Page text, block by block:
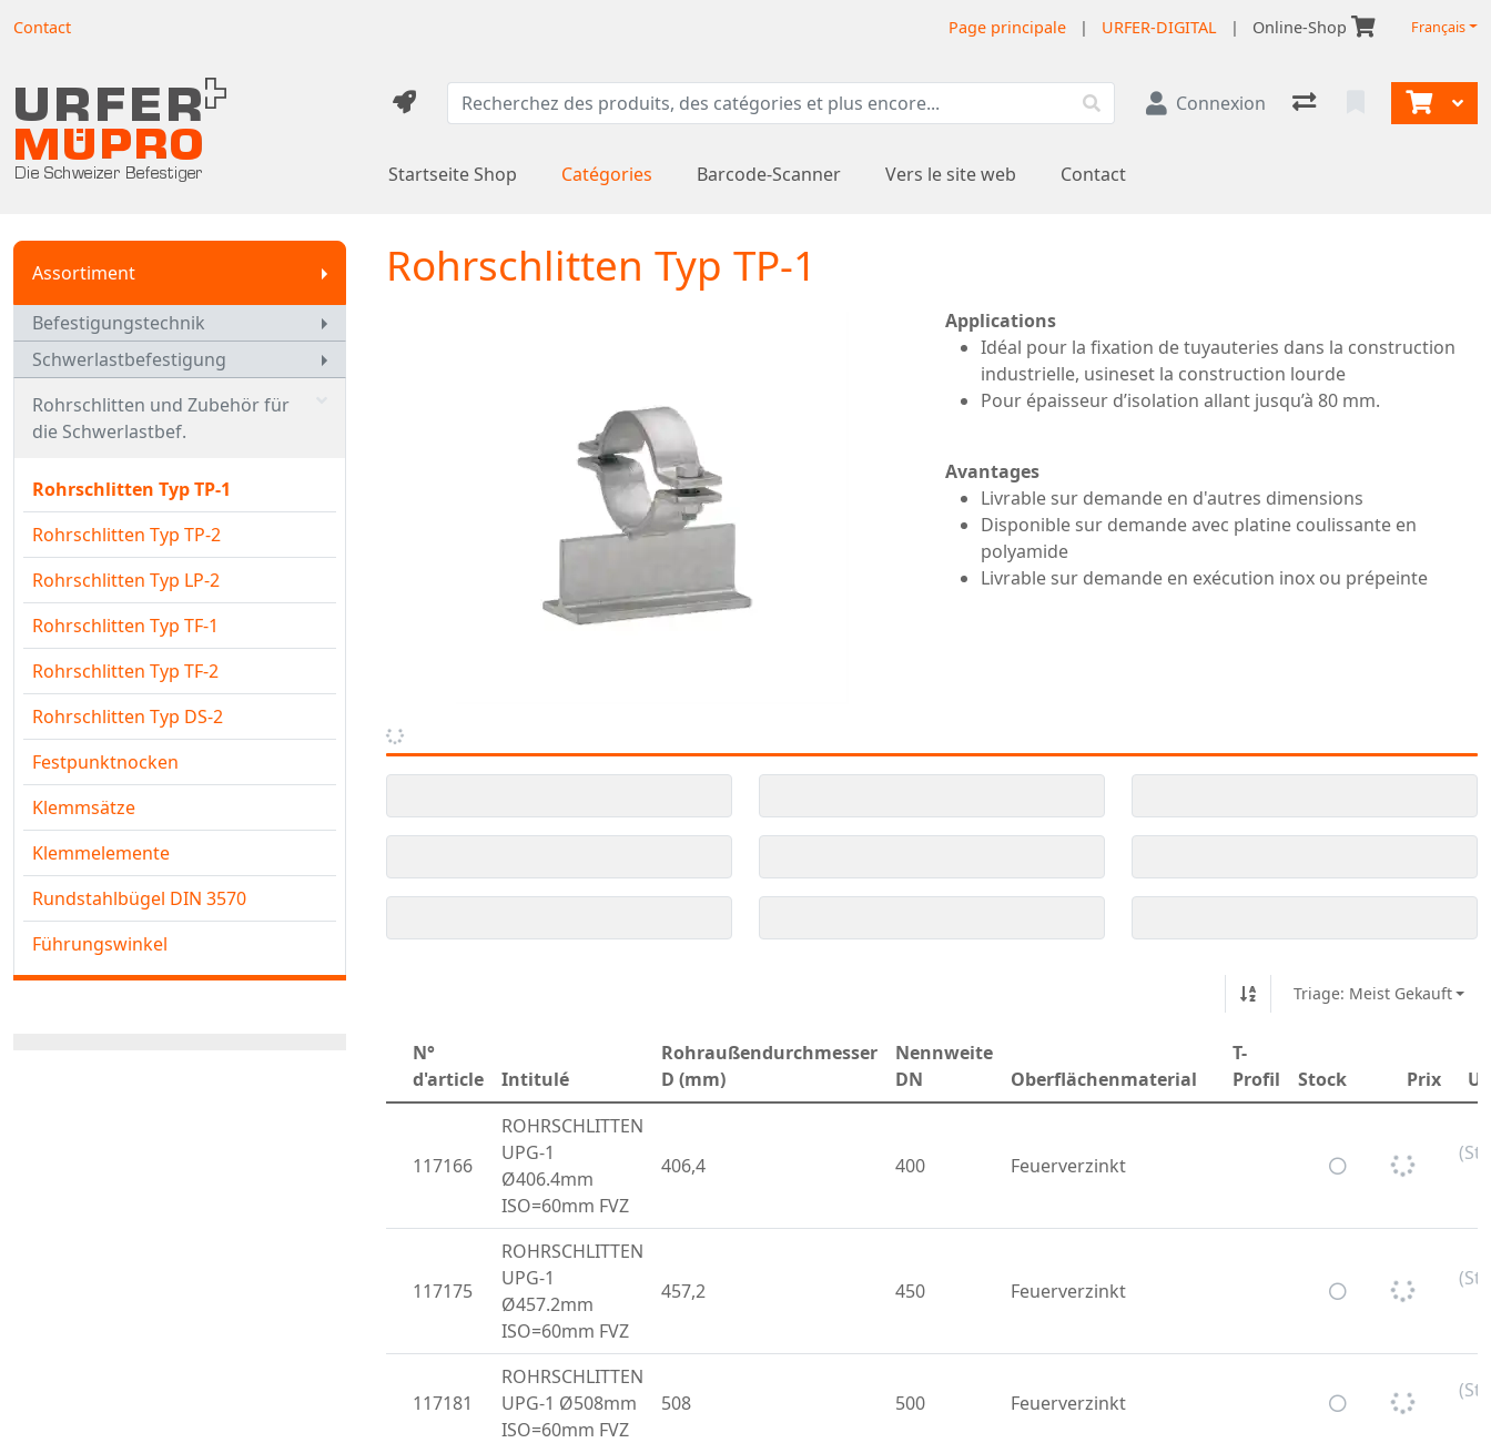
Contact Page principale | URFER-DIGITAL | Online-Shop Français
Connexion
Startseite Shop Catégories Barcode-Scanner Vers le site web Contact
Assortiment
Befestigungstechnik
Schwerlastbefestigung
Rohrschlitten und Zubehör für
die Schwerlastbef.
Rohrschlitten Typ TP-1
Rohrschlitten Typ TP-2
Rohrschlitten Typ LP-2
Rohrschlitten Typ TF-1
Rohrschlitten Typ TF-2
Rohrschlitten Typ DS-2
Festpunktnocken
Klemmsätze
Klemmelemente
Rundstahlbügel DIN 3570
Führungswinkel
Rohrschlitten Typ TP-1
Applications
Idéal pour la fixation de tuyauteries dans la construction
industrielle, usineset la construction lourde
Pour épaisseur d’isolation allant jusqu’à 80 mm.
Avantages
Livrable sur demande en d'autres dimensions
Disponible sur demande avec platine coulissante en
polyamide
Livrable sur demande en exécution inox ou prépeinte
Triage: Meist Gekauft
N°
d'article
Intitulé
Rohraußendurchmesser
D (mm)
Nennweite
DN
Oberflächenmaterial
T-
Profil
Stock Prix
117166
ROHRSCHLITTEN
UPG-1
Ø406.4mm
ISO=60mm FVZ
406,4 400 Feuerverzinkt
117175
ROHRSCHLITTEN
UPG-1
Ø457.2mm
ISO=60mm FVZ
457,2 450 Feuerverzinkt
117181
ROHRSCHLITTEN
UPG-1 Ø508mm
ISO=60mm FVZ
508 500 Feuerverzinkt